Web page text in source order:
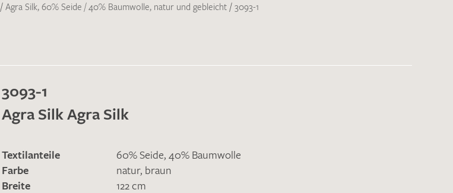
/ Agra Silk, 60% Seide / 40% Baumwolle, natur und gebleicht / 3093-1
3093-1
Agra Silk Agra Silk
Textilanteile
60% Seide, 40% Baumwolle
Farbe
natur, braun
Breite
122 cm